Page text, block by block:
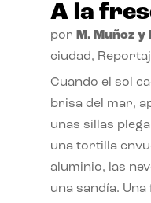
A la
por M. Muñoz y
ciudad,
Cuando el sol
brisa del mar,
unas sillas
una tortilla
aluminio, las
una sandía.